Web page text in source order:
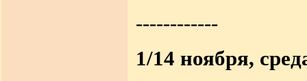
------------
1/14 ноября,